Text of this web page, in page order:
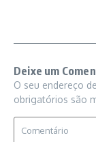
Deixe um
O seu endereço
obrigatórios são